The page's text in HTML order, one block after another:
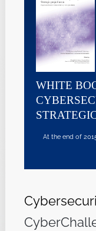
WHITE
At the end of